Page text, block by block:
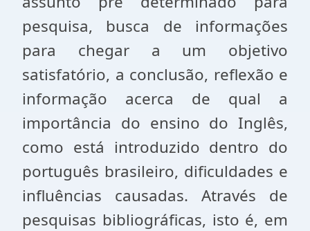
pesquisa, busca de informações
para chegar a um objetivo
satisfatório, a conclusão, reflexão e
informação acerca de qual a
importância do ensino do Inglês,
como está introduzido dentro do
português brasileiro, dificuldades e
influências causadas. Através de
pesquisas bibliográficas, isto é, em